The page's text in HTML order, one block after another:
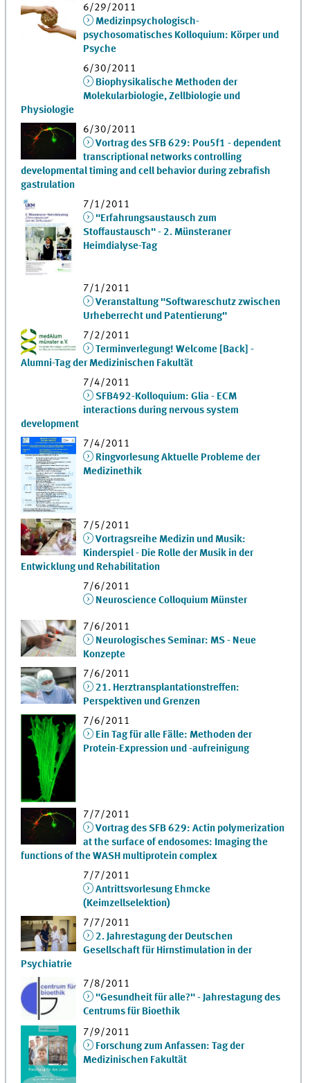
6/29/2011
Medizinpsychologisch-
psychosomatisches Kolloquium: Körper und
Psyche
6/30/2011
Biophysikalische Methoden der
Molekularbiologie, Zellbiologie und
Physiologie
6/30/2011
Vortrag des SFB 629: Pou5f1 - dependent
transcriptional networks controlling
developmental timing and cell behavior during zebrafish
gastrulation
7/1/2011
"Erfahrungsaustausch zum
Stoffaustausch" - 2. Münsteraner
Heimdialyse-Tag
7/1/2011
Veranstaltung "Softwareschutz zwischen
Urheberrecht und Patentierung"
7/2/2011
Terminverlegung! Welcome [Back] -
Alumni-Tag der Medizinischen Fakultät
7/4/2011
SFB492-Kolloquium: Glia - ECM
interactions during nervous system
development
7/4/2011
Ringvorlesung Aktuelle Probleme der
Medizinethik
7/5/2011
Vortragsreihe Medizin und Musik:
Kinderspiel - Die Rolle der Musik in der
Entwicklung und Rehabilitation
7/6/2011
Neuroscience Colloquium Münster
7/6/2011
Neurologisches Seminar: MS - Neue
Konzepte
7/6/2011
21. Herztransplantationstreffen:
Perspektiven und Grenzen
7/6/2011
Ein Tag für alle Fälle: Methoden der
Protein-Expression und -aufreinigung
7/7/2011
Vortrag des SFB 629: Actin polymerization
at the surface of endosomes: Imaging the
functions of the WASH multiprotein complex
7/7/2011
Antrittsvorlesung Ehmcke
(Keimzellselektion)
7/7/2011
2. Jahrestagung der Deutschen
Gesellschaft für Hirnstimulation in der
Psychiatrie
7/8/2011
"Gesundheit für alle?" - Jahrestagung des
Centrums für Bioethik
7/9/2011
Forschung zum Anfassen: Tag der
Medizinischen Fakultät